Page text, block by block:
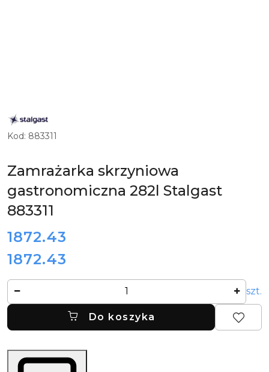
ZOBACZ
PRODUKTY
MARKI
STALGAST
Kod: 883311
Zamrażarka skrzyniowa
gastronomiczna 282l Stalgast
883311
cena:
1872.43
Cena:
1872.43
szt.
Do koszyka